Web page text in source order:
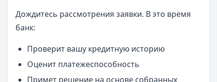
Дождитесь рассмотрения заявки. В это время
банк:
Проверит вашу кредитную историю
Оценит платежеспособность
Примет решение на основе собранных